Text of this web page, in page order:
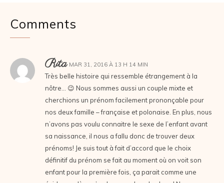
Comments
Rita MAR 31, 2016 À 13 H 14 MIN
Très belle histoire qui ressemble étrangement à la
nôtre… 😉 Nous sommes aussi un couple mixte et
cherchions un prénom facilement prononçable pour
nos deux famille – française et polonaise. En plus, nous
n’avons pas voulu connaitre le sexe de l’enfant avant
sa naissance, il nous a fallu donc de trouver deux
prénoms! Je suis tout à fait d’accord que le choix
définitif du prénom se fait au moment où on voit son
enfant pour la première fois, ça parait comme une